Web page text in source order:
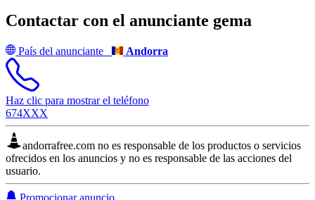
Contactar con el anunciante gema
País del anunciante Andorra
Haz clic para mostrar el teléfono
674XXX
andorrafree.com no es responsable de los productos o servicios
ofrecidos en los anuncios y no es responsable de las acciones del
usuario.
Promocionar anuncio